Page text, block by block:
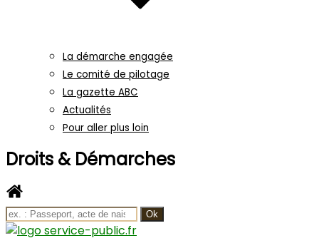
La démarche engagée
Le comité de pilotage
La gazette ABC
Actualités
Pour aller plus loin
Droits & Démarches